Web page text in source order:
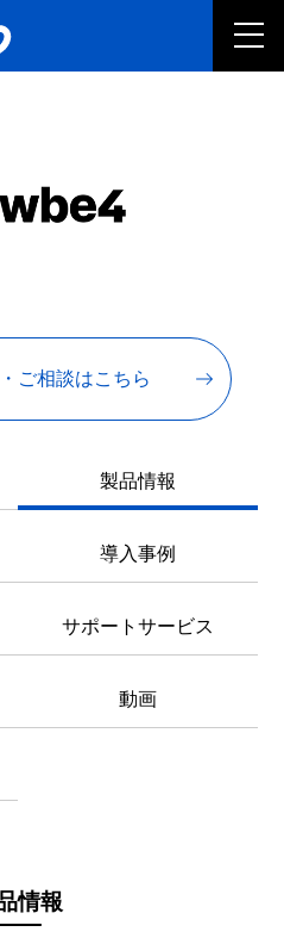
ご相談はこちら
製品情報
導入事例
サポートサービス
動画
情報